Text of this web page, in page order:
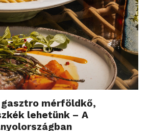
gasztro mérföldkő,
lehetünk – A